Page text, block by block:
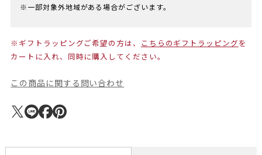
※一部対象外地域がある場合がございます。
※ギフトラッピングご希望の方は、 こちらのギフトラッピング を
カートに入れ、同時に購入してください。
この商品に関する問い合わせ